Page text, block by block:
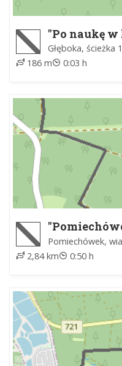
"Po naukę w
Głęboka, ścieżka
186 m
0:03 h
Pomiechówek,
2,84 km
0:50 h